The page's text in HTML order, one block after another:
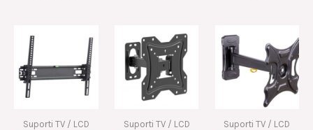
Suporti TV / LCD Suporti TV / LCD Suporti TV / LCD